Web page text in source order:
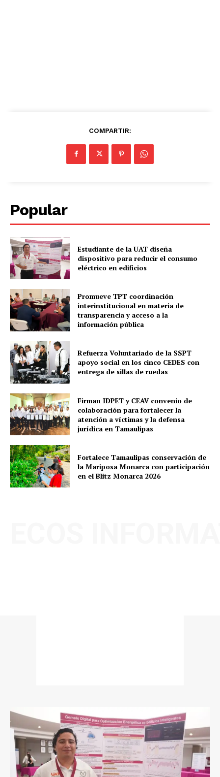
COMPARTIR:
Popular
Estudiante de la UAT diseña
dispositivo para reducir el consumo
eléctrico en edificios
Promueve TPT coordinación
interinstitucional en materia de
transparencia y acceso a la
información pública
Refuerza Voluntariado de la SSPT
apoyo social en los cinco CEDES con
entrega de sillas de ruedas
Firman IDPET y CEAV convenio de
colaboración para fortalecer la
atención a víctimas y la defensa
jurídica en Tamaulipas
Fortalece Tamaulipas conservación de
la Mariposa Monarca con participación
en el Blitz Monarca 2026